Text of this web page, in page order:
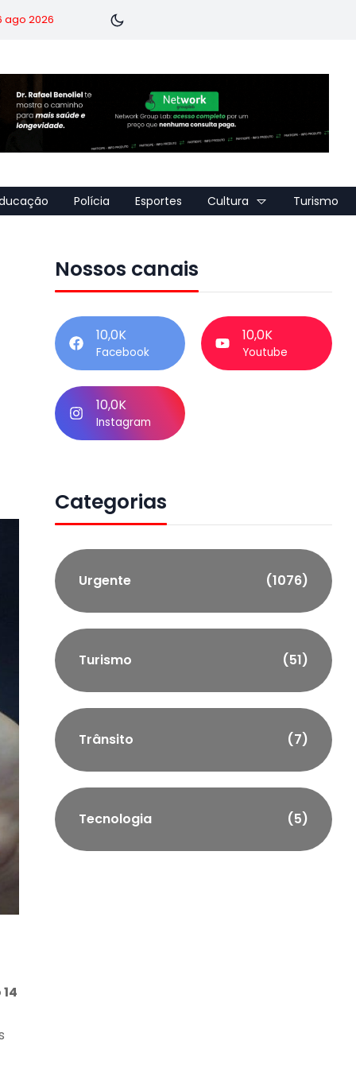
ago 2026
Polícia Esportes Cultura Turismo
Nossos canais
10,0K
Facebook
10,0K
Youtube
10,0K
Instagram
Categorias
Urgente (1076)
Turismo (51)
Trânsito (7)
Tecnologia (5)